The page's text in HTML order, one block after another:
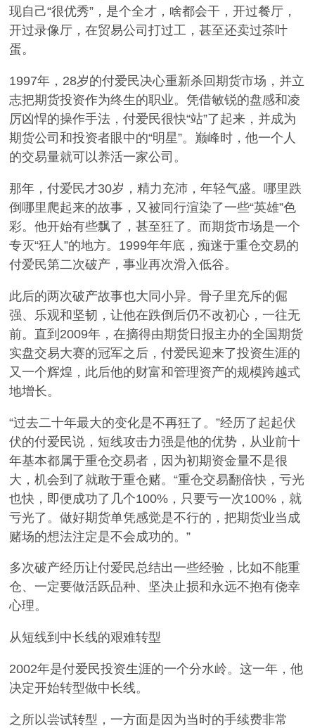
现自己“很优秀”，是个全才，啥都会干，开过餐厅，
开过录像厅，在贸易公司打过工，甚至还卖过茶叶
蛋。
1997年，28岁的付爱民决心重新杀回期货市场，并立
志把期货投资作为终生的职业。凭借敏锐的盘感和凌
厉凶悍的操作手法，付爱民很快“站”了起来，并成为
期货公司和投资者眼中的“明星”。巅峰时，他一个人
的交易量就可以养活一家公司。
那年，付爱民才30岁，精力充沛，年轻气盛。哪里跌
倒哪里爬起来的故事，又被同行渲染了一些“英雄”色
彩。他开始有些飘了，甚至狂了。而期货市场是一个
专灭“狂人”的地方。1999年年底，痴迷于重仓交易的
付爱民第二次破产，事业再次滑入低谷。
此后的两次破产故事也大同小异。骨子里充斥的倔
强、乐观和坚韧，让他在跌倒后仍不改初心，一往无
前。直到2009年，在摘得由期货日报主办的全国期货
实盘交易大赛的冠军之后，付爱民迎来了投资生涯的
又一个辉煌，此后他的财富和管理资产的规模跨越式
地增长。
“过去二十年最大的变化是不再狂了。”经历了起起伏
伏的付爱民说，短线攻击力强是他的优势，从业前十
年基本都属于重仓交易者，因为初期资金量不是很
大，机会到了就敢于重仓赌。“重仓交易翻倍快，亏光
也快，即便成功了几个100%，只要亏一次100%，就
亏光了。做好期货单凭感觉是不行的，把期货业当成
赌场的想法注定是不会成功的。”
多次破产经历让付爱民总结出一些经验，比如不能重
仓、一定要做活跃品种、坚决止损和永远不抱有侥幸
心理。
从短线到中长线的艰难转型
2002年是付爱民投资生涯的一个分水岭。这一年，他
决定开始转型做中长线。
之所以尝试转型，一方面是因为当时的手续费非常